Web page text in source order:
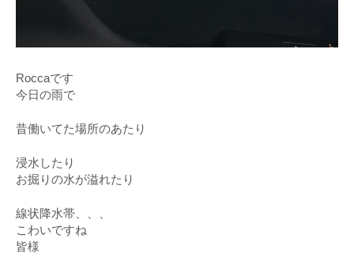
Roccaです
今日の雨で
昔働いてた場所のあたり
浸水したり
お掘りの水が溢れたり
線状降水帯、、、
こわいですね
皆様